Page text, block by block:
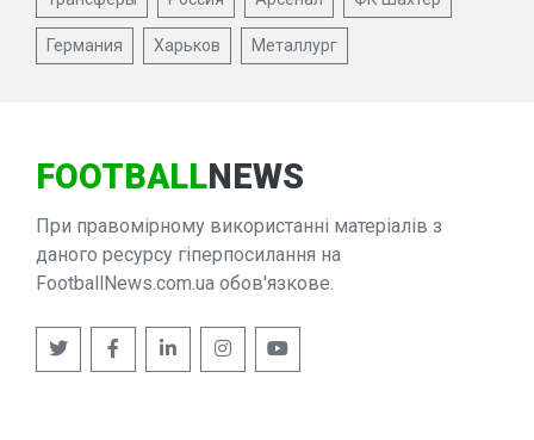
Германия Харьков Металлург
FOOTBALLNEWS
При правомірному використанні матеріалів з
даного ресурсу гіперпосилання на
FootballNews.com.ua обов'язкове.